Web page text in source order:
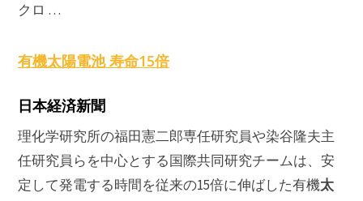
クロ …
有機太陽電池寿命15倍
日本経済新聞
理化学研究所の福田憲二郎専任研究員や染谷隆夫主
任研究員らを中心とする国際共同研究チームは、安
定して発電する時間を従来の15倍に伸ばした有機太